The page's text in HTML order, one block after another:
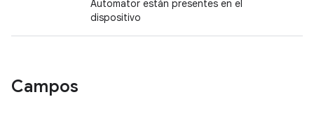
Automator están presentes en el
dispositivo
Campos